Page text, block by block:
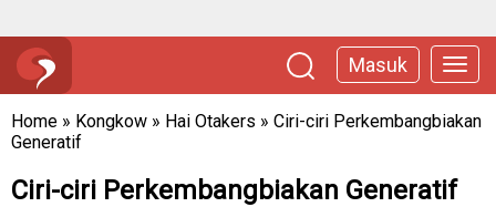
Masuk
Home » Kongkow » Hai Otakers » Ciri-ciri Perkembangbiakan
Generatif
Ciri-ciri Perkembangbiakan Generatif